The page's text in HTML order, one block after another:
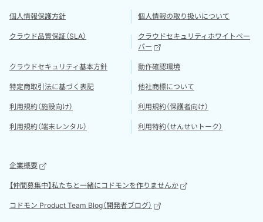
個人情報保護方針 個人情報の取り扱いについて
クラウド品質保証（SLA）
クラウドセキュリティホワイトペー
パー
クラウドセキュリティ基本方針 動作確認環境
特定商取引法に基づく表記 他社商標について
利用規約（施設向け） 利用規約（保護者向け）
利用規約（端末レンタル） 利用特約（せんせいトーク）
企業概要
【仲間募集中】私たちと一緒にコドモンを作りませんか
コドモン Product Team Blog（開発者ブログ）